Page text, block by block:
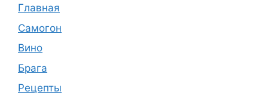
Главная
Самогон
Вино
Брага
Рецепты